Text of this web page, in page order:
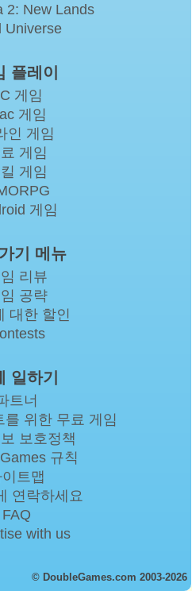
2: New Lands
Universe
플레이
게임
게임
인 게임
게임
게임
게임
기 메뉴
리뷰
공략
대한 할인
일하기
트너
를 위한 무료 게임
보호정책
규칙
트맵
연락하세요
FAQ
with us
© DoubleGames.com 2003-2026